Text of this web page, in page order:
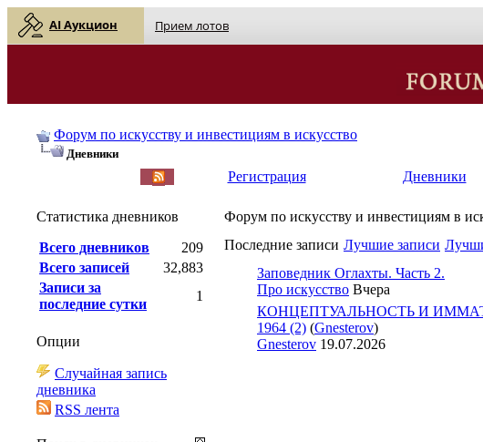
AI Аукцион Прием лотов
Форум по искусству и инвестициям в искусство
Дневники
Регистрация Дневники
Форум по искусству и инвестициям в
Последние записи Лучшие записи
Заповедник Оглахты. Часть 2.
Про искусство Вчера
КОНЦЕПТУАЛЬНОСТЬ И
1964 (2) (Gnesterov)
Gnesterov 19.07.2026
Статистика дневников
Всего дневников
209
Всего записей
32,883
Записи за
последние сутки
1
Опции
Случайная запись
дневника
RSS лента